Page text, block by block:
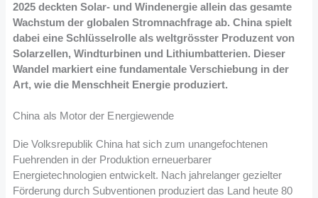
2025 deckten Solar- und Windenergie allein das gesamte
Wachstum der globalen Stromnachfrage ab. China spielt
dabei eine Schlüsselrolle als weltgrösster Produzent von
Solarzellen, Windturbinen und Lithiumbatterien. Dieser
Wandel markiert eine fundamentale Verschiebung in der
Art, wie die Menschheit Energie produziert.
China als Motor der Energiewende
Die Volksrepublik China hat sich zum unangefochtenen
Fuehrenden in der Produktion erneuerbarer
Energietechnologien entwickelt. Nach jahrelanger gezielter
Förderung durch Subventionen produziert das Land heute 80